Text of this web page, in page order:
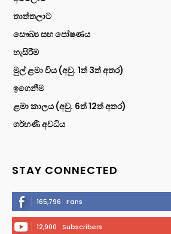
තාත්තලාට
සෞඛ්‍ය සහ පෝෂණය
හැසිරීම
මුල් ළමා විය (අවු. 1ත් 3ත් අතර)
ඉගෙනීම
ළමා කාලය (අවු. 6ත් 12ත් අතර)
ගර්භණී අවධිය
STAY CONNECTED
165,796 Fans
12,900 Subscribers